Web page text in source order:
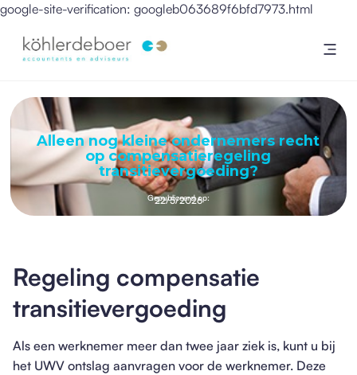
google-site-verification: googleb063689f6bfd7973.html
Alleen nog kleine ondernemers recht
op compensatieregeling
transitievergoeding?
Gepubliceerd op:
22/5/2026
Regeling compensatie
transitievergoeding
Als een werknemer meer dan twee jaar ziek is, kunt u bij
het UWV ontslag aanvragen voor de werknemer. Deze